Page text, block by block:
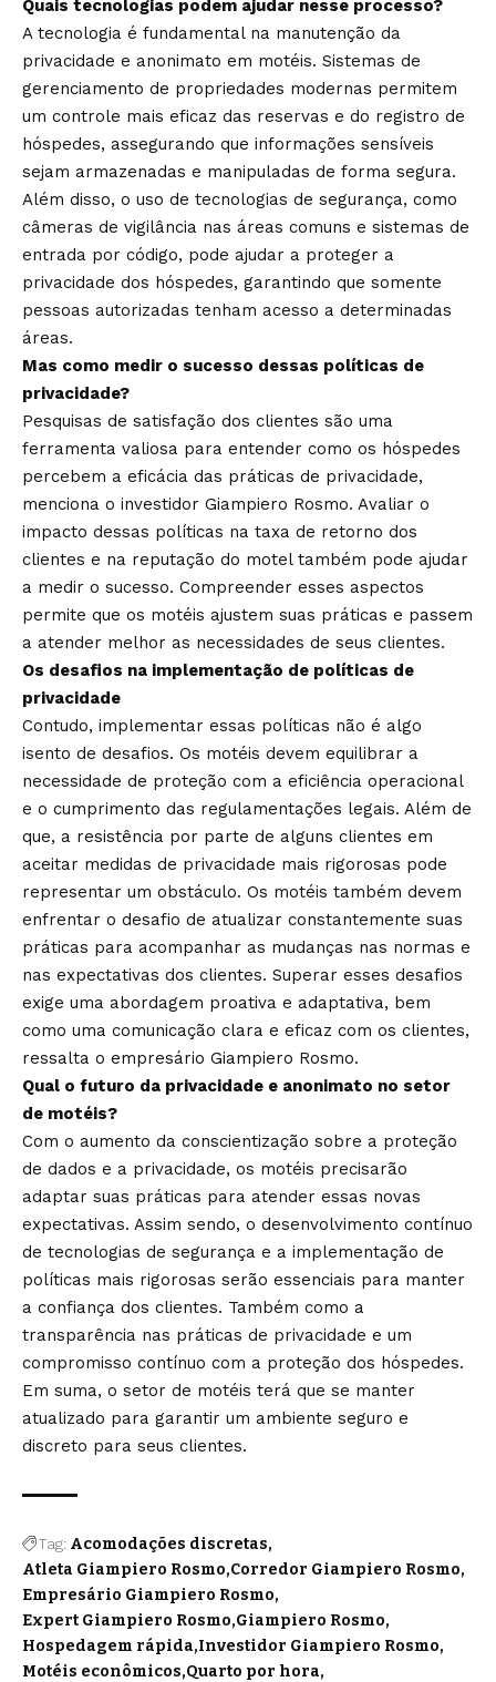
Quais tecnologias podem ajudar nesse processo?
A tecnologia é fundamental na manutenção da
privacidade e anonimato em motéis. Sistemas de
gerenciamento de propriedades modernas permitem
um controle mais eficaz das reservas e do registro de
hóspedes, assegurando que informações sensíveis
sejam armazenadas e manipuladas de forma segura.
Além disso, o uso de tecnologias de segurança, como
câmeras de vigilância nas áreas comuns e sistemas de
entrada por código, pode ajudar a proteger a
privacidade dos hóspedes, garantindo que somente
pessoas autorizadas tenham acesso a determinadas
áreas.
Mas como medir o sucesso dessas políticas de
privacidade?
Pesquisas de satisfação dos clientes são uma
ferramenta valiosa para entender como os hóspedes
percebem a eficácia das práticas de privacidade,
menciona o investidor Giampiero Rosmo. Avaliar o
impacto dessas políticas na taxa de retorno dos
clientes e na reputação do motel também pode ajudar
a medir o sucesso. Compreender esses aspectos
permite que os motéis ajustem suas práticas e passem
a atender melhor as necessidades de seus clientes.
Os desafios na implementação de políticas de
privacidade
Contudo, implementar essas políticas não é algo
isento de desafios. Os motéis devem equilibrar a
necessidade de proteção com a eficiência operacional
e o cumprimento das regulamentações legais. Além de
que, a resistência por parte de alguns clientes em
aceitar medidas de privacidade mais rigorosas pode
representar um obstáculo. Os motéis também devem
enfrentar o desafio de atualizar constantemente suas
práticas para acompanhar as mudanças nas normas e
nas expectativas dos clientes. Superar esses desafios
exige uma abordagem proativa e adaptativa, bem
como uma comunicação clara e eficaz com os clientes,
ressalta o empresário Giampiero Rosmo.
Qual o futuro da privacidade e anonimato no setor
de motéis?
Com o aumento da conscientização sobre a proteção
de dados e a privacidade, os motéis precisarão
adaptar suas práticas para atender essas novas
expectativas. Assim sendo, o desenvolvimento contínuo
de tecnologias de segurança e a implementação de
políticas mais rigorosas serão essenciais para manter
a confiança dos clientes. Também como a
transparência nas práticas de privacidade e um
compromisso contínuo com a proteção dos hóspedes.
Em suma, o setor de motéis terá que se manter
atualizado para garantir um ambiente seguro e
discreto para seus clientes.
Tag: Acomodações discretas
Atleta Giampiero Rosmo Corredor Giampiero Rosmo
Empresário Giampiero Rosmo
Expert Giampiero Rosmo Giampiero Rosmo
Hospedagem rápida Investidor Giampiero Rosmo
Motéis econômicos Quarto por hora